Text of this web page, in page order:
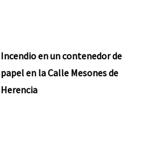
Incendio en un contenedor de
papel en la Calle Mesones de
Herencia